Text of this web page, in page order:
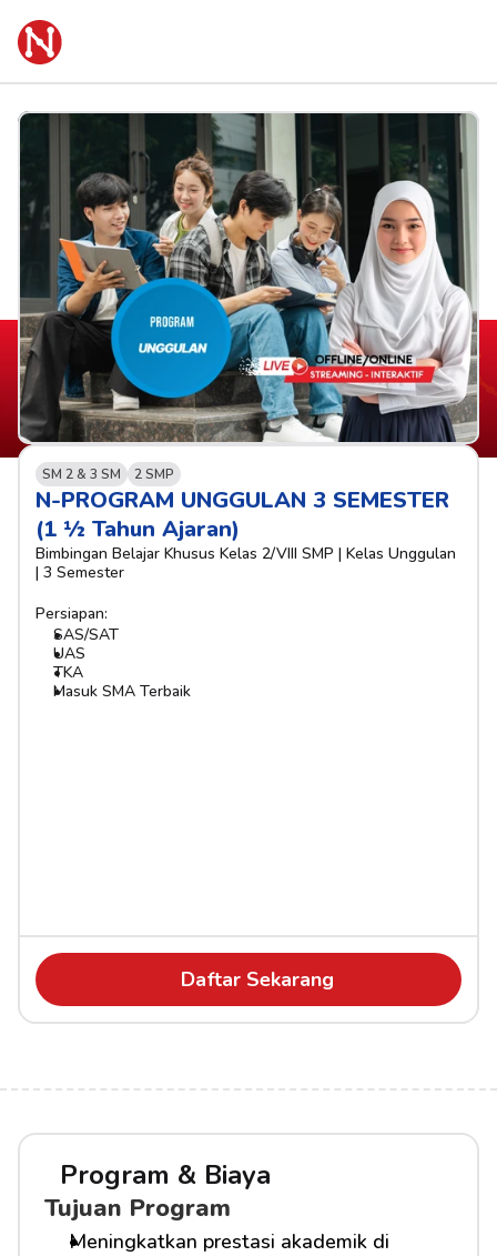
SM 2 & 3 SM 2 SMP
N-PROGRAM UNGGULAN 3 SEMESTER
(1 ½ Tahun Ajaran)
Bimbingan Belajar Khusus Kelas 2/VIII SMP | Kelas Unggulan
| 3 Semester
Persiapan:
SAS/SAT
UAS
TKA
Masuk SMA Terbaik
Daftar Sekarang
Program & Biaya
Tujuan Program
Meningkatkan prestasi akademik di